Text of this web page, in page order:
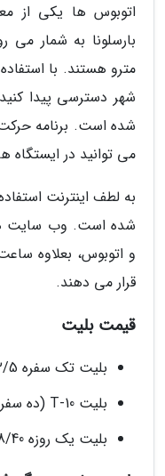
اتوبوس ها یکی از
بارسلونا به شمار
مترو هستند. با
شهر دسترسی پیدا
شده است. برنامه
می توانید در ایستگاه
به لطف اینترنت
و اتوبوس، بعلاوه
قرار می دهند.
قیمت بلیت
بلیت تک سفره 2/5 یورو
بلیت T-10 (ده سفره) 9/95 یورو
بلیت یک روزه 8/40 یورو